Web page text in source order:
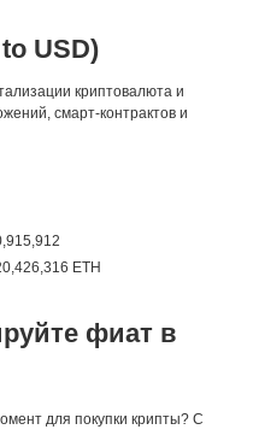
USD)
криптовалюта и
смарт-контрактов и
ETH
фиат в
для покупки крипты? С